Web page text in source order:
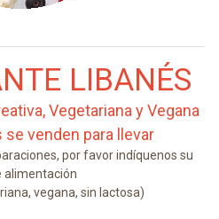
LIBANÉS
Vegetariana y Vegana
venden para llevar
por favor indíquenos su
alimentación
vegana, sin lactosa)